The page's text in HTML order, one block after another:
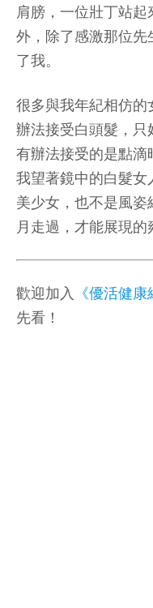
肩膀，一位壯丁站
外，除了感激那位先
了我。
很多與我年紀相仿
辦法接受白頭髮，只
有辦法接受的是點滴
我望著鏡中的白髮女
美少女，也不是風
月走過，才能展現的
歡迎加入 《優活健
先看！